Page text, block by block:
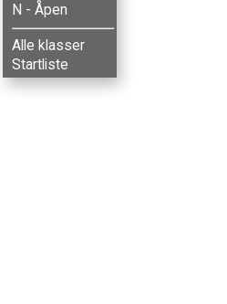
N - Åpen
Alle klasser
Startliste